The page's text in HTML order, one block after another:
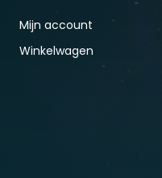
Mijn account
Winkelwagen